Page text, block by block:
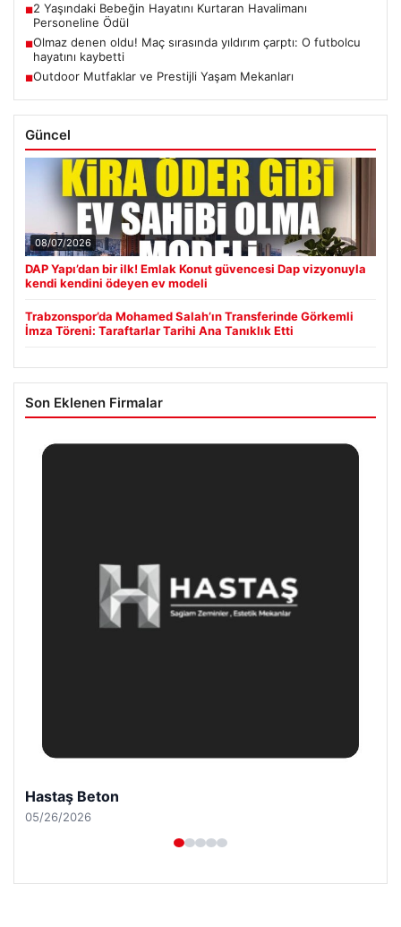
■2 Yaşındaki Bebeğin Hayatını Kurtaran Havalimanı
Personeline Ödül
■Olmaz denen oldu! Maç sırasında yıldırım çarptı: O futbolcu
hayatını kaybetti
■Outdoor Mutfaklar ve Prestijli Yaşam Mekanları
Güncel
08/07/2026
DAP Yapı’dan bir ilk! Emlak Konut güvencesi Dap vizyonuyla
kendi kendini ödeyen ev modeli
Trabzonspor’da Mohamed Salah’ın Transferinde Görkemli
İmza Töreni: Taraftarlar Tarihi Ana Tanıklık Etti
Son Eklenen Firmalar
Prenses Night Club
04/29/2026